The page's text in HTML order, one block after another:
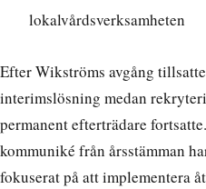
lokalvårdsverksamheten
Efter Wikströms avgång
interimslösning medan
permanent efterträdare
kommuniké från årsstämman
fokuserat på att implementera